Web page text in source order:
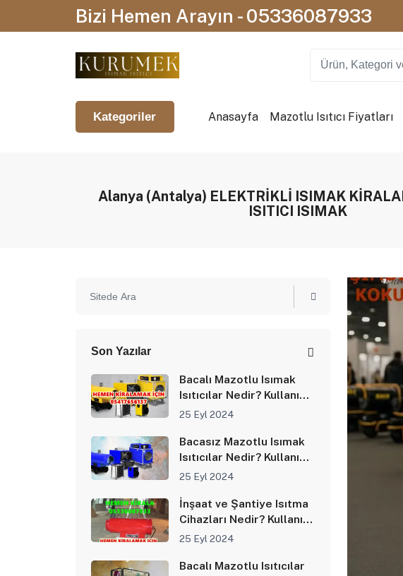
Bizi Hemen Arayın - 05336087933
Kategoriler Anasayfa Mazotlu Isıtıcı Fiyatları
Alanya (Antalya) ELEKTRİKLİ ISIMAK
ISITICI ISIMAK
Son Yazılar
Bacalı Mazotlu Isımak
Isıtıcılar Nedir? Kullanım
Alanları
25 Eyl 2024
Bacasız Mazotlu Isımak
Isıtıcılar Nedir? Kullanım
Alanları
25 Eyl 2024
İnşaat ve Şantiye Isıtma
Cihazları Nedir? Kullanım
Alanları
25 Eyl 2024
Bacalı Mazotlu Isıtıcılar